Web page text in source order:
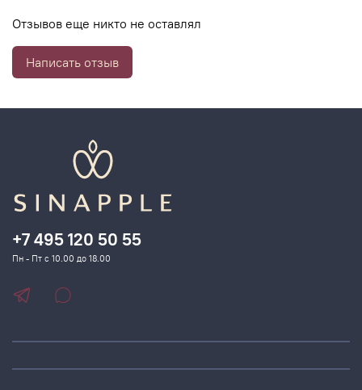
кожи, создавая «антиоксидантный щит». Подходит для
Отзывов еще никто не оставлял
Написать отзыв
+7 495 120 50 55
Пн - Пт с 10.00 до 18.00